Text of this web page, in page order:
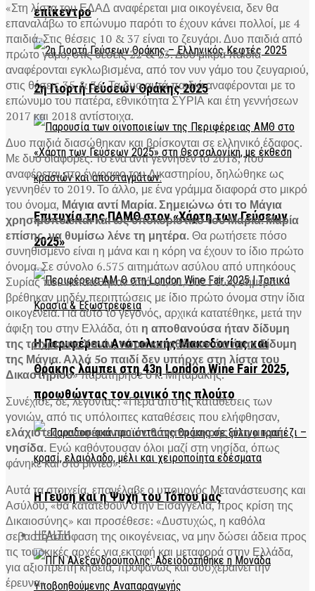
επίκεντρο
2η Γιορτή Γεύσεων Θράκης 2025
Επιτυχία της ΠΑΜΘ στον «Χάρτη των Γεύσεων
2025»
Η Περιφέρεια Ανατολικής Μακεδονίας και
Θράκης λάμπει στη 43η London Wine Fair 2025,
προωθώντας τον οινικό της πλούτο
Η Γεύση και η Ψυχή του Τόπου μας
HEALTH
«Στη λίστα του ΕΔΑΔ αναφέρεται μια οικογένεια, δεν θα
επαναλάβω το επώνυμο παρότι το έχουν κάνει πολλοί, με 4
παιδιά. Στις θέσεις 10 & 37 είναι το ζευγάρι. Δυο παιδιά από
πρώτο γάμο, στις θέσεις 22 & 23. Δύο μικρά παιδιά
αναφέρονται εγκλωβισμένα, από τον νυν γάμο του ζευγαριού,
στις θέσεις 35 & 36. Τα δυο αυτά παιδιά αναφέρονται με το
επώνυμο του πατέρα, εθνικότητα ΣΥΡΙΑ και έτη γεννήσεων
2017 και 2018 αντίστοιχα.
Δυο παιδιά διασώθηκαν και βρίσκονται σε ελληνικό έδαφος.
Με δυο διαφορές. Το ένα αντί γεννηθέν το 2018, που
αναφέρεται στο έγγραφο του Δικαστηρίου, δηλώθηκε ως
γεννηθέν το 2019. Το άλλο, με ένα γράμμα διαφορά στο μικρό
του όνομα, Μάγια αντί Μαρία. Σημειώνω ότι το Μάγια
χρησιμοποιείται και ως υποκοριστικό του Μαρία. Μαρία
επίσης, να θυμίσω λένε τη μητέρα.Θα ρωτήσετε πόσο
συνηθισμένο είναι η μάνα και η κόρη να έχουν το ίδιο πρώτο
όνομα. Σε σύνολο 6.575 αιτημάτων ασύλου από υπηκόους
Συρίας που κατατέθηκαν από 01/01/2021 έως σήμερα
βρέθηκαν μηδέν περιπτώσεις με ίδιο πρώτο όνομα στην ίδια
οικογένεια. Για αυτό το γεγονός, αρχικά κατατέθηκε, μετά την
άφιξη του στην Ελλάδα, ότι η αποθανούσα ήταν δίδυμη
της τρίχρονης Χανίν, τώρα καταθέτουν ότι ήταν δίδυμη
της Μάγια. Αλλά 5ο παιδί δεν υπήρχε στη λίστα του
Δικαστηρίου» παρατήρησε ο κ. Μηταράκης.
Συνέχισε, δε, λέγοντας: «Πέρα από τις καταθέσεις των
γονιών, από τις υπόλοιπες καταθέσεις που ελήφθησαν,
ελάχιστες, αναφέρονται σε θάνατο μικρής στη μικρή
νησίδα. Ενώ καθόντουσαν όλοι μαζί στη νησίδα, όπως
φάνηκε και στο βίντεο».
Αυτά τα στοιχεία, επανέλαβε ο υπουργός Μετανάστευσης και
Ασύλου, «θα κατατεθούν στην Εισαγγελία, προς κρίση της
Δικαιοσύνης» και προσέθεσε: «Δυστυχώς, η καθόλα
σεβαστή απόφαση της οικογένειας, να μην δώσει άδεια προς
τις τουρκικές αρχές για εκταφή και μεταφορά στην Ελλάδα,
για αξιοπρεπή κηδεία, προφανώς και δυσχεραίνει την
έρευνα».